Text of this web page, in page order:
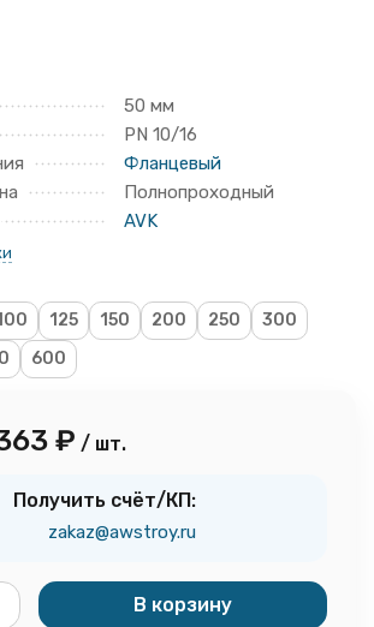
50 мм
PN 10/16
Фланцевый
Полнопроходный
AVK
125 150 200 250
300
600
₽ / шт.
Получить счёт/КП:
zakaz@awstroy.ru
В корзину